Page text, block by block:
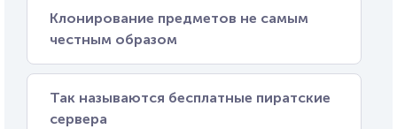
Клонирование предметов не самым
честным образом
Так называются бесплатные пиратские
сервера